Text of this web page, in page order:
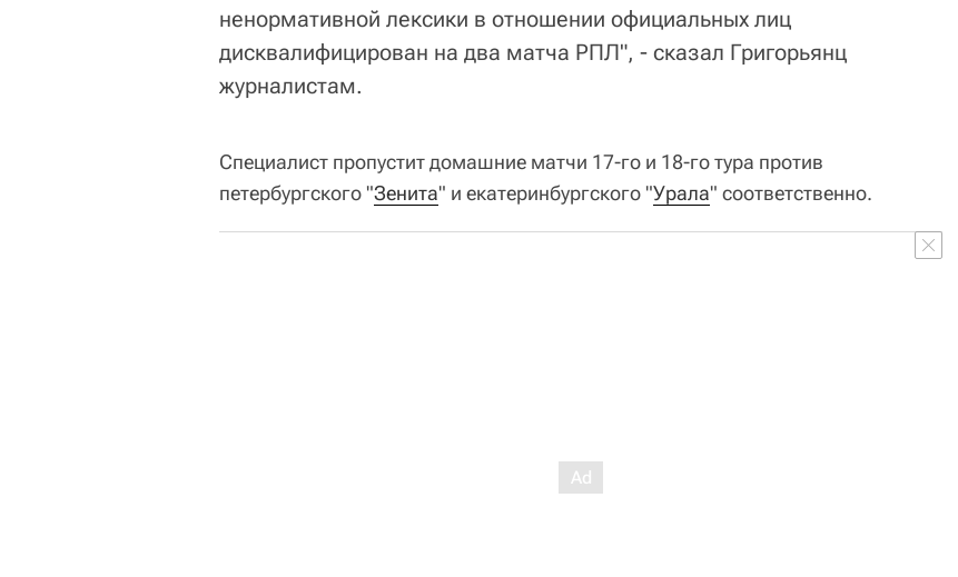
ненормативной лексики в отношении официальных лиц
дисквалифицирован на два матча РПЛ", - сказал Григорьянц
журналистам.
Специалист пропустит домашние матчи 17-го и 18-го тура против
петербургского "Зенита" и екатеринбургского "Урала" соответственно.